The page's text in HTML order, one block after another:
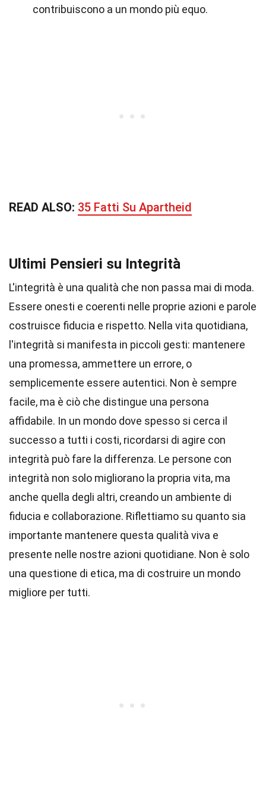
contribuiscono a un mondo più equo.
READ ALSO: 35 Fatti Su Apartheid
Ultimi Pensieri su Integrità
L'integrità è una qualità che non passa mai di moda.
Essere onesti e coerenti nelle proprie azioni e parole
costruisce fiducia e rispetto. Nella vita quotidiana,
l'integrità si manifesta in piccoli gesti: mantenere
una promessa, ammettere un errore, o
semplicemente essere autentici. Non è sempre
facile, ma è ciò che distingue una persona
affidabile. In un mondo dove spesso si cerca il
successo a tutti i costi, ricordarsi di agire con
integrità può fare la differenza. Le persone con
integrità non solo migliorano la propria vita, ma
anche quella degli altri, creando un ambiente di
fiducia e collaborazione. Riflettiamo su quanto sia
importante mantenere questa qualità viva e
presente nelle nostre azioni quotidiane. Non è solo
una questione di etica, ma di costruire un mondo
migliore per tutti.